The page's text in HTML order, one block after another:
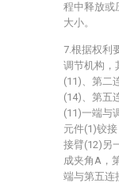
程中释放或
大小。
7.根据权利
调节机构，
(11)、第二
(14)、第五
(11)一端与
元件(1)铰
接臂(12)另
成夹角A，
端与第五连